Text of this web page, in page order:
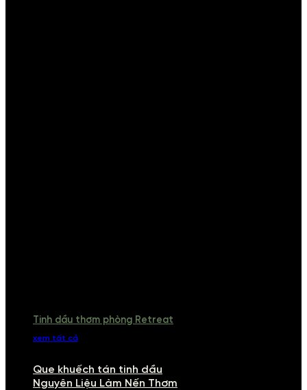
Tinh dầu thơm phòng Retreat
xem tất cả
Que khuếch tán tinh dầu
Nguyên Liệu Làm Nến Thơm